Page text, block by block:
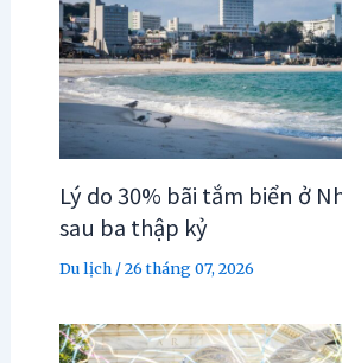
Lý do 30% bãi tắm biển ở
sau ba thập kỷ
Du lịch/26 tháng 07, 2026